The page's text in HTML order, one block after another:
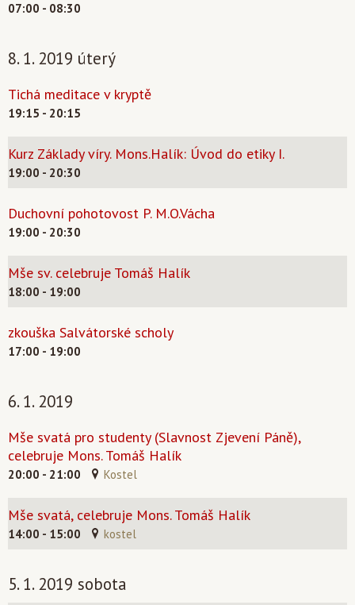
07:00 - 08:30
8. 1. 2019 úterý
Tichá meditace v kryptě
19:15 - 20:15
Kurz Základy víry. Mons.Halík: Úvod do etiky I.
19:00 - 20:30
Duchovní pohotovost P. M.O.Vácha
19:00 - 20:30
Mše sv. celebruje Tomáš Halík
18:00 - 19:00
zkouška Salvátorské scholy
17:00 - 19:00
6. 1. 2019
Mše svatá pro studenty (Slavnost Zjevení Páně),
celebruje Mons. Tomáš Halík
20:00 - 21:00 Kostel
Mše svatá, celebruje Mons. Tomáš Halík
14:00 - 15:00 kostel
5. 1. 2019 sobota